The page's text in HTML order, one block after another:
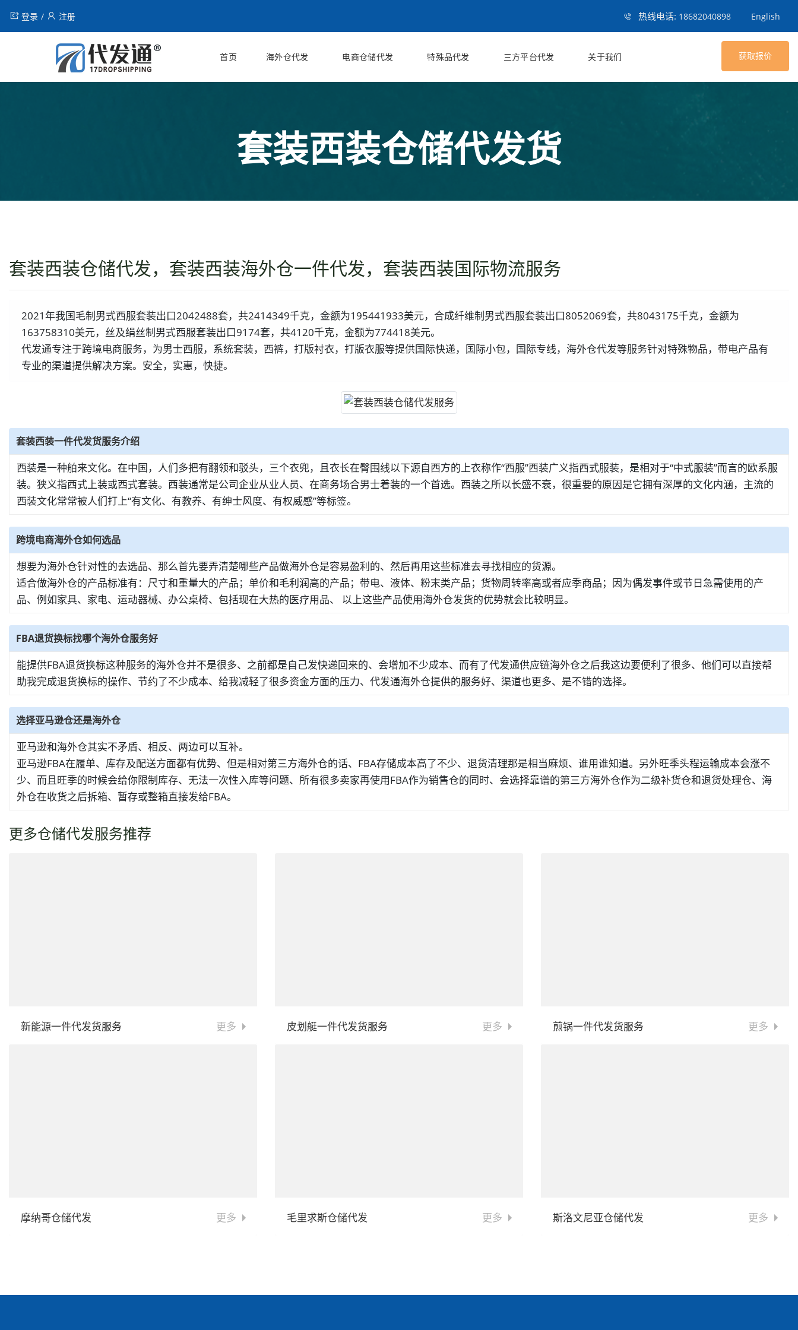
登录 注册 热线电话: 18682040898 English
首页 海外仓代发 电商仓储代发 特殊品代发 三方平台代发 关于我们 获取报价
套装西装仓储代发货
套装西装仓储代发，套装西装海外仓一件代发，套装西装国际物流服务
2021年我国毛制男式西服套装出口2042488套，共2414349千克，金额为195441933美元，合成纤维制男式西服套装出口8052069套，共8043175千克，金额为
163758310美元，丝及绢丝制男式西服套装出口9174套，共4120千克，金额为774418美元。
代发通专注于跨境电商服务，为男士西服，系统套装，西裤，打版衬衣，打版衣服等提供国际快递，国际小包，国际专线，海外仓代发等服务针对特殊物品，带电产品有
专业的渠道提供解决方案。安全，实惠，快捷。
套装西装一件代发货服务介绍
西装是一种舶来文化。在中国，人们多把有翻领和驳头，三个衣兜，且衣长在臀围线以下源自西方的上衣称作“西服”西装广义指西式服装，是相对于“中式服装”而言的欧系服
装。狭义指西式上装或西式套装。西装通常是公司企业从业人员、在商务场合男士着装的一个首选。西装之所以长盛不衰，很重要的原因是它拥有深厚的文化内涵，主流的
西装文化常常被人们打上“有文化、有教养、有绅士风度、有权威感”等标签。
跨境电商海外仓如何选品
想要为海外仓针对性的去选品、那么首先要弄清楚哪些产品做海外仓是容易盈利的、然后再用这些标准去寻找相应的货源。
适合做海外仓的产品标准有：尺寸和重量大的产品；单价和毛利润高的产品；带电、液体、粉末类产品；货物周转率高或者应季商品；因为偶发事件或节日急需使用的产
品、例如家具、家电、运动器械、办公桌椅、包括现在大热的医疗用品、 以上这些产品使用海外仓发货的优势就会比较明显。
FBA退货换标找哪个海外仓服务好
能提供FBA退货换标这种服务的海外仓并不是很多、之前都是自己发快递回来的、会增加不少成本、而有了代发通供应链海外仓之后我这边要便利了很多、他们可以直接帮
助我完成退货换标的操作、节约了不少成本、给我减轻了很多资金方面的压力、代发通海外仓提供的服务好、渠道也更多、是不错的选择。
选择亚马逊仓还是海外仓
亚马逊和海外仓其实不矛盾、相反、两边可以互补。
亚马逊FBA在履单、库存及配送方面都有优势、但是相对第三方海外仓的话、FBA存储成本高了不少、退货清理那是相当麻烦、谁用谁知道。另外旺季头程运输成本会涨不
少、而且旺季的时候会给你限制库存、无法一次性入库等问题、所有很多卖家再使用FBA作为销售仓的同时、会选择靠谱的第三方海外仓作为二级补货仓和退货处理仓、海
外仓在收货之后拆箱、暂存或整箱直接发给FBA。
更多仓储代发服务推荐
新能源一件代发货服务 更多 皮划艇一件代发货服务 更多 煎锅一件代发货服务 更多
摩纳哥仓储代发 更多 毛里求斯仓储代发 更多 斯洛文尼亚仓储代发 更多